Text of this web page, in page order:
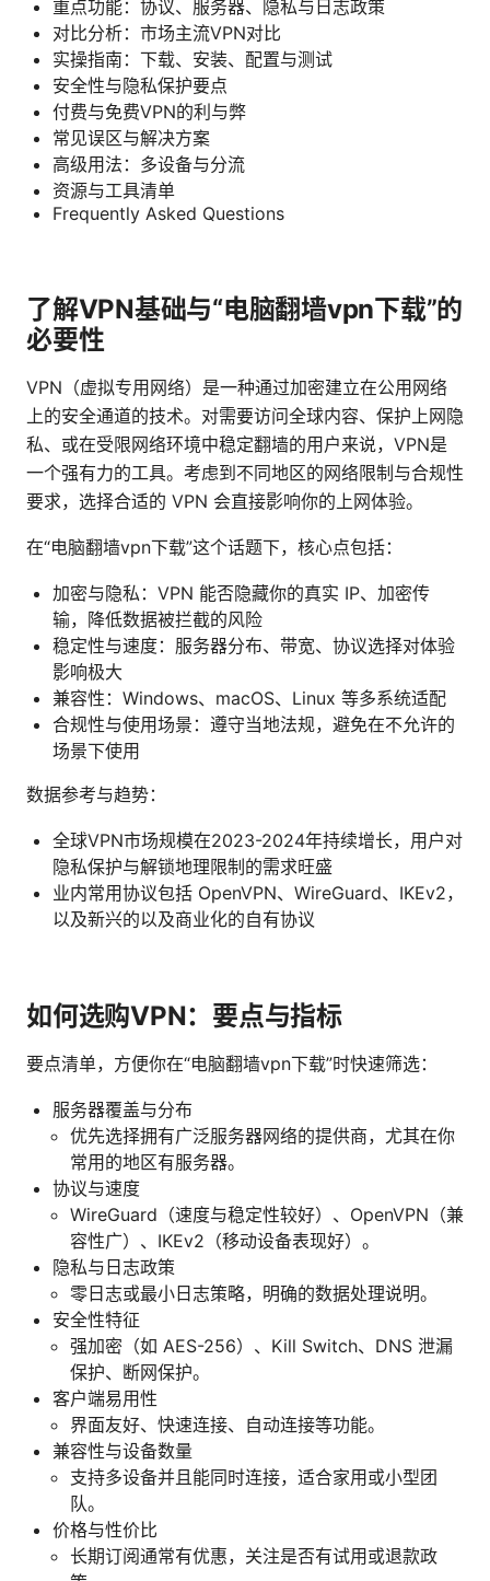
重点功能：协议、服务器、隐私与日志政策
对比分析：市场主流VPN对比
实操指南：下载、安装、配置与测试
安全性与隐私保护要点
付费与免费VPN的利与弊
常见误区与解决方案
高级用法：多设备与分流
资源与工具清单
Frequently Asked Questions
了解VPN基础与“电脑翻墙vpn下载”的
必要性
VPN（虚拟专用网络）是一种通过加密建立在公用网络
上的安全通道的技术。对需要访问全球内容、保护上网隐
私、或在受限网络环境中稳定翻墙的用户来说，VPN是
一个强有力的工具。考虑到不同地区的网络限制与合规性
要求，选择合适的 VPN 会直接影响你的上网体验。
在“电脑翻墙vpn下载”这个话题下，核心点包括：
加密与隐私：VPN 能否隐藏你的真实 IP、加密传
输，降低数据被拦截的风险
稳定性与速度：服务器分布、带宽、协议选择对体验
影响极大
兼容性：Windows、macOS、Linux 等多系统适配
合规性与使用场景：遵守当地法规，避免在不允许的
场景下使用
数据参考与趋势：
全球VPN市场规模在2023-2024年持续增长，用户对
隐私保护与解锁地理限制的需求旺盛
业内常用协议包括 OpenVPN、WireGuard、IKEv2，
以及新兴的以及商业化的自有协议
如何选购VPN：要点与指标
要点清单，方便你在“电脑翻墙vpn下载”时快速筛选：
服务器覆盖与分布
优先选择拥有广泛服务器网络的提供商，尤其在你
常用的地区有服务器。
协议与速度
WireGuard（速度与稳定性较好）、OpenVPN（兼
容性广）、IKEv2（移动设备表现好）。
隐私与日志政策
零日志或最小日志策略，明确的数据处理说明。
安全性特征
强加密（如 AES-256）、Kill Switch、DNS 泄漏
保护、断网保护。
客户端易用性
界面友好、快速连接、自动连接等功能。
兼容性与设备数量
支持多设备并且能同时连接，适合家用或小型团
队。
价格与性价比
长期订阅通常有优惠，关注是否有试用或退款政